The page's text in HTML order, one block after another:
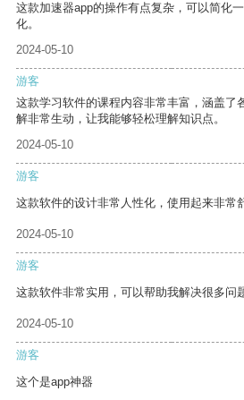
这款加速器app的操作有点复杂，可以简化
化。
2024-05-10
游客
这款学习软件的课程内容非常丰富，涵盖了
解非常生动，让我能够轻松理解知识点。
2024-05-10
游客
这款软件的设计非常人性化，使用起来非常
2024-05-10
游客
这款软件非常实用，可以帮助我解决很多问
2024-05-10
游客
这个是app神器